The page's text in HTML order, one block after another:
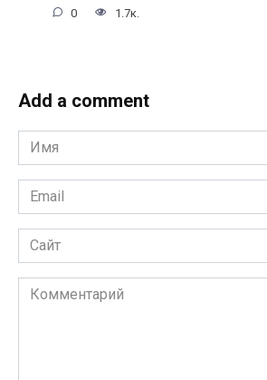
0 1.7к.
Add a comment
Имя
*
Email
*
Сайт
Комментарий